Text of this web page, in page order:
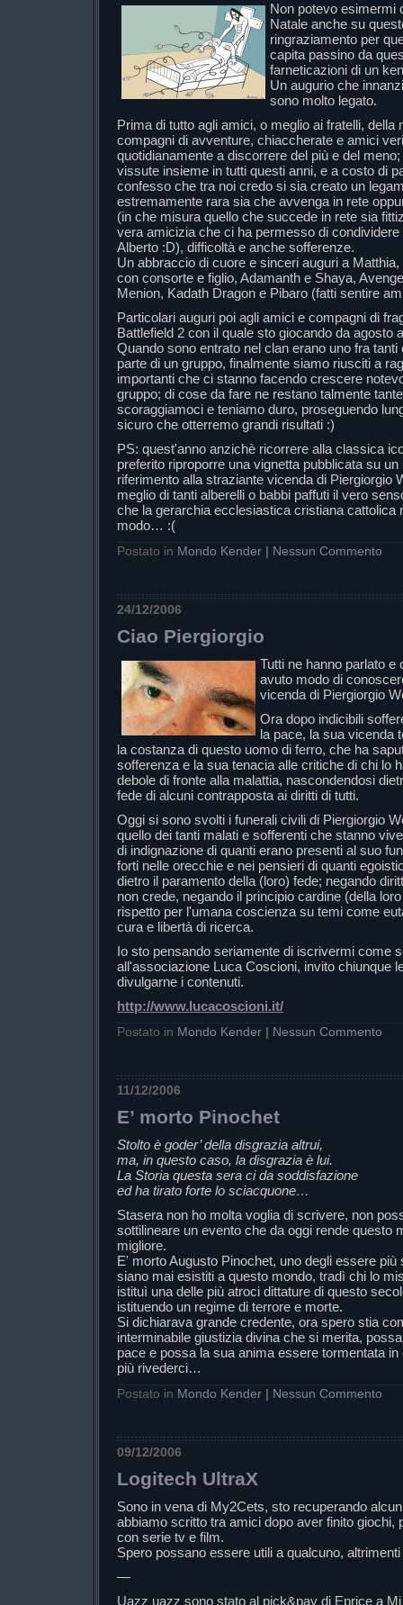
Non potevo esimermi
Natale anche su
ringraziamento per
capita passino da
farneticazioni di un
Un augurio che
sono molto legato.
Prima di tutto agli amici, o meglio ai fratelli, della
compagni di avventure, chiaccherate e amici
quotidianamente a discorrere del più e del
vissute insieme in tutti questi anni, e a costo di
confesso che tra noi credo si sia creato un
estremamente rara sia che avvenga in rete
(in che misura quello che succede in rete sia
vera amicizia che ci ha permesso di
Alberto :D), difficoltà e anche sofferenze.
Un abbraccio di cuore e sinceri auguri a
con consorte e figlio, Adamanth e Shaya,
Menion, Kadath Dragon e Pibaro (fatti sentire
Particolari auguri poi agli amici e compagni di
Battlefield 2 con il quale sto giocando da agosto
Quando sono entrato nel clan erano uno fra
parte di un gruppo, finalmente siamo riusciti a
importanti che ci stanno facendo crescere
gruppo; di cose da fare ne restano talmente
scoraggiamoci e teniamo duro, proseguendo
sicuro che otterremo grandi risultati :)
PS: quest'anno anzichè ricorrere alla classica
preferito riproporre una vignetta pubblicata su
riferimento alla straziante vicenda di Piergiorgio
meglio di tanti alberelli o babbi paffuti il vero
che la gerarchia ecclesiastica cristiana cattolica
modo… :(
Postato in Mondo Kender Nessun Commento
24/12/2006
Ciao Piergiorgio
Tutti ne hanno parlato e
avuto modo di
vicenda di Piergiorgio
Ora dopo indicibili
la pace, la sua vicenda
la costanza di questo uomo di ferro, che ha
sofferenza e la sua tenacia alle critiche di chi lo
debole di fronte alla malattia, nascondendosi
fede di alcuni contrapposta ai diritti di tutti.
Oggi si sono svolti i funerali civili di Piergiorgio
quello dei tanti malati e sofferenti che stanno
di indignazione di quanti erano presenti al suo
forti nelle orecchie e nei pensieri di quanti
dietro il paramento della (loro) fede; negando
non crede, negando il principio cardine (della
rispetto per l'umana coscienza su temi come
cura e libertà di ricerca.
Io sto pensando seriamente di iscrivermi come
all'associazione Luca Coscioni, invito chiunque
divulgarne i contenuti.
http://www.lucacoscioni.it/
Postato in Mondo Kender Nessun Commento
11/12/2006
E’ morto Pinochet
Stolto è goder’ della disgrazia altrui,
ma, in questo caso, la disgrazia è lui.
La Storia questa sera ci da soddisfazione
ed ha tirato forte lo sciacquone…
Stasera non ho molta voglia di scrivere, non
sottilineare un evento che da oggi rende questo
migliore.
E' morto Augusto Pinochet, uno degli essere
siano mai esistiti a questo mondo, tradì chi lo
istituì una delle più atroci dittature di questo
istituendo un regime di terrore e morte.
Si dichiarava grande credente, ora spero stia
interminabile giustizia divina che si merita,
pace e possa la sua anima essere tormentata
più rivederci…
Postato in Mondo Kender Nessun Commento
09/12/2006
Logitech UltraX
Sono in vena di My2Cets, sto recuperando
abbiamo scritto tra amici dopo aver finito giochi,
con serie tv e film.
Spero possano essere utili a qualcuno, altrimenti
—
Uazz uazz sono stato al pick&pay di Eprice a